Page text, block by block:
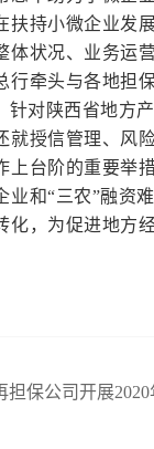
扶持小微企业发
体状况、业务运
行牵头与各地担
针对陕西省地方
就授信管理、风
上台阶的重要举
和“三农”融资
化，为促进地方
担保公司开展